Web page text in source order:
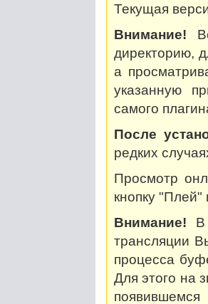
Текущая
Внимание!
директорию,
а
указанную
самого
После
редких
Просмотр
кнопку
Внимание! В
трансляции
процесса
Для этого на